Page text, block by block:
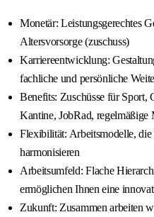
Monetär: Leistungsgerechtes
Altersvorsorge (zuschuss)
Karriereentwicklung:
fachliche und persönliche
Benefits: Zuschüsse für Sport,
Kantine, JobRad, regelmäßige
Flexibilität: Arbeitsmodelle,
harmonisieren
Arbeitsumfeld: Flache
ermöglichen Ihnen eine
Zukunft: Zusammen arbeiten